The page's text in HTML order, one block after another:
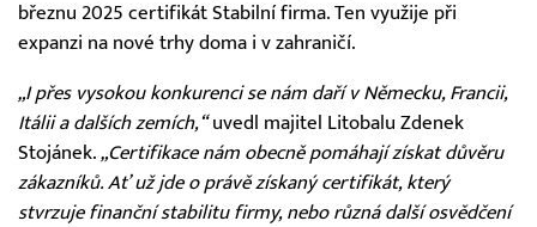
březnu 2025 certifikát Stabilní firma. Ten využije při
expanzi na nové trhy doma i v zahraničí.
„I přes vysokou konkurenci se nám daří v Německu, Francii,
Itálii a dalších zemích,“uvedl majitel Litobalu Zdenek
Stojánek. „Certifikace nám obecně pomáhají získat důvěru
zákazníků. Ať už jde o právě získaný certifikát, který
stvrzuje finanční stabilitu firmy, nebo různá další osvědčení